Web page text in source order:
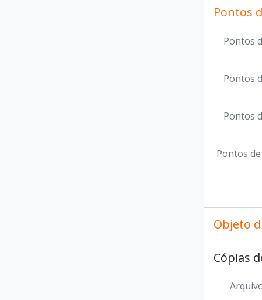
Pontos
Pontos
Pontos
Pontos
Pontos
Objeto
Cópias